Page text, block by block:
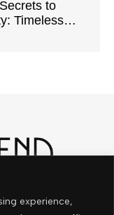
experience,
to
Timeless
und